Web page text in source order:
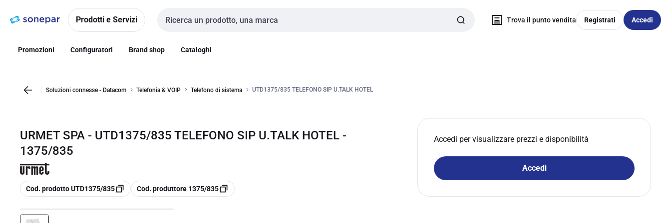
navigazionealla
Prodotti e Servizi
Cerca input
Trova il punto vendita Registrati Accedi
Promozioni Configuratori Brand shop Cataloghi
Soluzioni connesse - Datacom Telefonia & VOIP Telefono di sistema UTD1375/835 TELEFONO SIP U.TALK HOTEL
URMET SPA - UTD1375/835 TELEFONO SIP U.TALK HOTEL -
1375/835
copia
Cod. prodotto UTD1375/835 copia
Cod. produttore 1375/835
Accedi per visualizzare prezzi e disponibilità
Accedi